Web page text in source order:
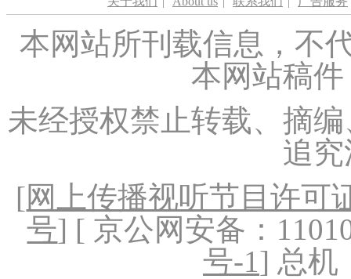
本网站所刊载信息，不
本网站稿
未经授权禁止转载、摘
追
[网上传播视听节目许可
号] [ 京公网安备：
号-1] 总机